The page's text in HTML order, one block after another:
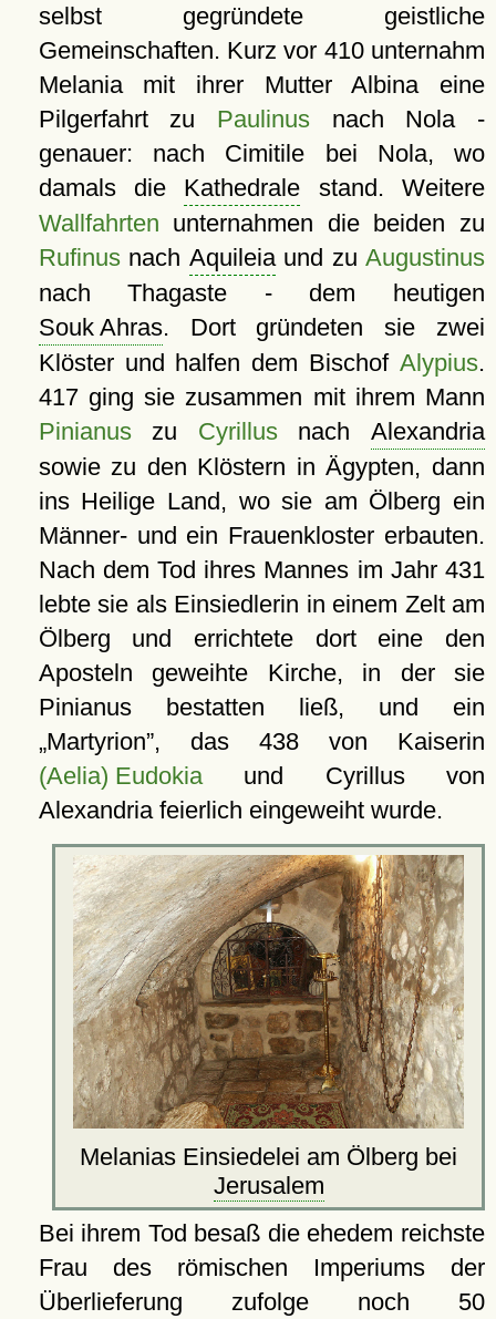
selbst gegründete geistliche
Gemeinschaften. Kurz vor 410 unternahm
Melania mit ihrer Mutter Albina eine
Pilgerfahrt zu Paulinus nach Nola -
genauer: nach Cimitile bei Nola, wo
damals die Kathedrale stand. Weitere
Wallfahrten unternahmen die beiden zu
Rufinusnach Aquileiaund zu Augustinus
nach Thagaste - dem heutigen
Souk Ahras. Dort gründeten sie zwei
Klöster und halfen dem Bischof Alypius.
417 ging sie zusammen mit ihrem Mann
Pinianuszu Cyrillusnach Alexandria
sowie zu den Klöstern in Ägypten, dann
ins Heilige Land, wo sie am Ölberg ein
Männer- und ein Frauenkloster erbauten.
Nach dem Tod ihres Mannes im Jahr 431
lebte sie als Einsiedlerin in einem Zelt am
Ölberg und errichtete dort eine den
Aposteln geweihte Kirche, in der sie
Pinianus bestatten ließ, und ein
Martyrion , das 438 von Kaiserin
(Aelia) Eudokiaund Cyrillus von
Alexandria feierlich eingeweiht wurde.
Melanias Einsiedelei am Ölberg bei
Jerusalem
Bei ihrem Tod besaß die ehedem reichste
Frau des römischen Imperiums der
Überlieferung zufolge noch 50